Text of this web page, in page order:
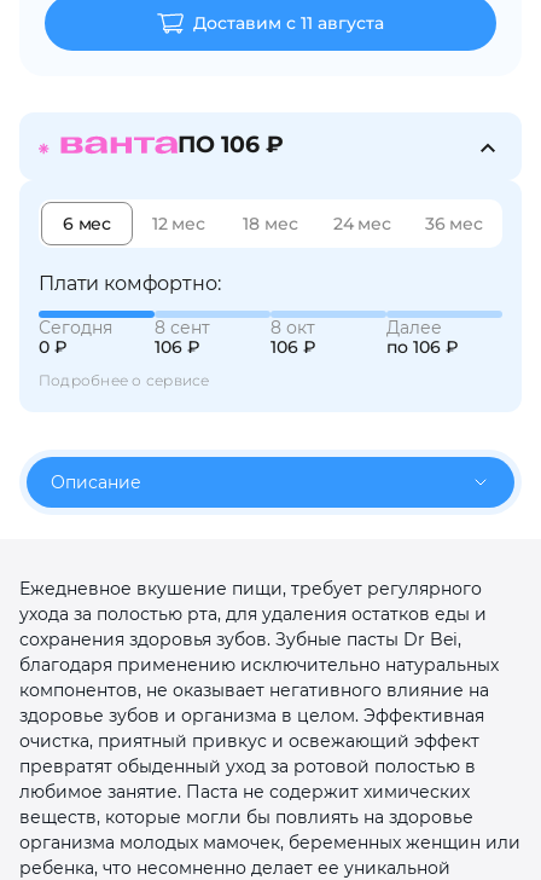
Доставим с 11 августа
ПО 106 ₽
6 мес 12 мес 18 мес 24 мес 36 мес
Плати комфортно:
Сегодня
0 ₽
8 сент
106 ₽
8 окт
106 ₽
Далее
по 106 ₽
Подробнее о сервисе
Описание
Ежедневное вкушение пищи, требует регулярного
ухода за полостью рта, для удаления остатков еды и
сохранения здоровья зубов. Зубные пасты Dr Bei,
благодаря применению исключительно натуральных
компонентов, не оказывает негативного влияние на
здоровье зубов и организма в целом. Эффективная
очистка, приятный привкус и освежающий эффект
превратят обыденный уход за ротовой полостью в
любимое занятие. Паста не содержит химических
веществ, которые могли бы повлиять на здоровье
организма молодых мамочек, беременных женщин или
ребенка, что несомненно делает ее уникальной
раз в 2
недели
раз в 2 недели
8 800 302-02-51
plait.ru